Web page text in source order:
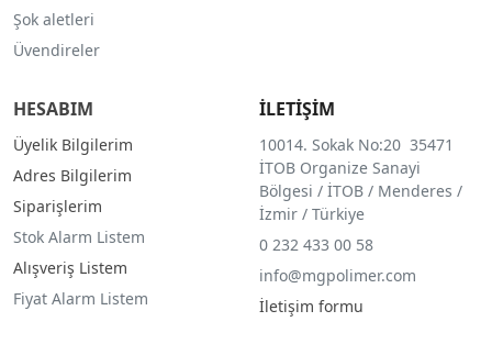
Şok aletleri
Üvendireler
HESABIM
Üyelik Bilgilerim
Adres Bilgilerim
Siparişlerim
Stok Alarm Listem
Alışveriş Listem
Fiyat Alarm Listem
İLETİŞİM
10014. Sokak No:20 35471
İTOB Organize Sanayi
Bölgesi / İTOB / Menderes /
İzmir / Türkiye
0 232 433 00 58
info@mgpolimer.com
İletişim formu